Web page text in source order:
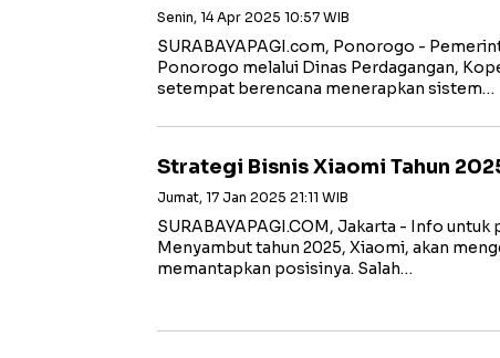
Senin, 14 Apr 2025 10:57 WIB
SURABAYAPAGI.com, Ponorogo -
Ponorogo melalui Dinas Perdagangan,
setempat berencana menerapkan sistem…
Strategi Bisnis Xiaomi Tahun
Jumat, 17 Jan 2025 21:11 WIB
SURABAYAPAGI.COM, Jakarta - Info
Menyambut tahun 2025, Xiaomi, akan
memantapkan posisinya. Salah…